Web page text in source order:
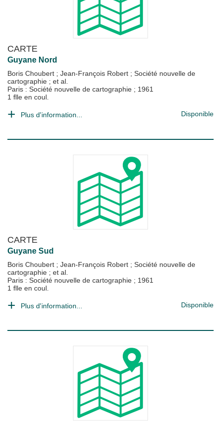
CARTE
Guyane Nord
Boris Choubert ; Jean-François Robert ; Société nouvelle de
cartographie ; et al.
Paris : Société nouvelle de cartographie ; 1961
1 flle en coul.
Plus d'information... Disponible
CARTE
Guyane Sud
Boris Choubert ; Jean-François Robert ; Société nouvelle de
cartographie ; et al.
Paris : Société nouvelle de cartographie ; 1961
1 flle en coul.
Plus d'information... Disponible